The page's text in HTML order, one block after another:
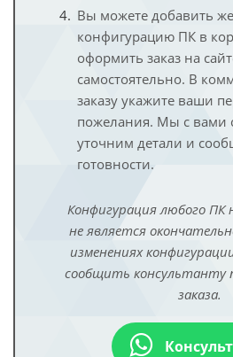
Вы можете добавить
конфигурацию ПК в
оформить заказ на
самостоятельно. В
заказу укажите ваши
пожелания. Мы с вами
уточним детали и
готовности.
Конфигурация любого
не является
изменениях
сообщить консультанту
заказа.